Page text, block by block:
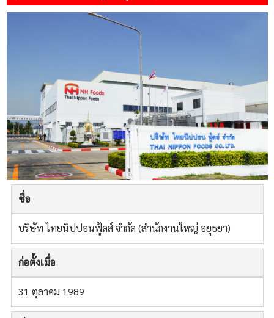
ชื่อ
บริษัท ไทยนิปปอนฟู้ดส์ จำกัด (สำนักงานใหญ่ อยุธยา)
ก่อตั้งเมื่อ
31 ตุลาคม 1989